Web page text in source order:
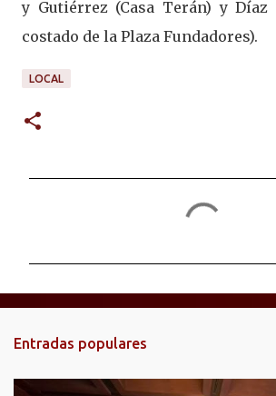
y Gutiérrez (Casa Terán) y Díaz
costado de la Plaza Fundadores).
LOCAL
n
t
r
Entradas populares